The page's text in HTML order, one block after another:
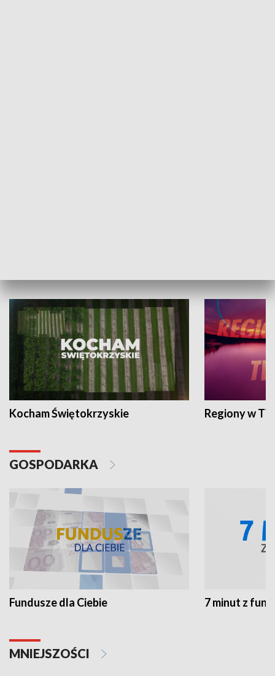
Kocham Świętokrzyskie Regiony w
GOSPODARKA
Fundusze dla Ciebie 7 minut z
MNIEJSZOŚCI